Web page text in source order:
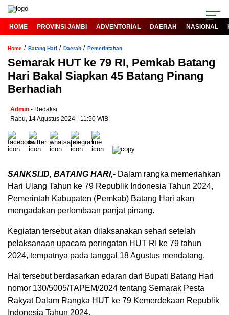
HOME PROVINSI JAMBI ADVENTORIAL DAERAH NASIONAL
Home / Batang Hari / Daerah / Pemerintahan
Semarak HUT ke 79 RI, Pemkab Batang
Hari Bakal Siapkan 45 Batang Pinang
Berhadiah
Admin - Redaksi
Rabu, 14 Agustus 2024 - 11:50 WIB
SANKSI.ID, BATANG HARI,- Dalam rangka memeriahkan
Hari Ulang Tahun ke 79 Republik Indonesia Tahun 2024,
Pemerintah Kabupaten (Pemkab) Batang Hari akan
mengadakan perlombaan panjat pinang.
Kegiatan tersebut akan dilaksanakan sehari setelah
pelaksanaan upacara peringatan HUT RI ke 79 tahun
2024, tempatnya pada tanggal 18 Agustus mendatang.
Hal tersebut berdasarkan edaran dari Bupati Batang Hari
nomor 130/5005/TAPEM/2024 tentang Semarak Pesta
Rakyat Dalam Rangka HUT ke 79 Kemerdekaan Republik
Indonesia Tahun 2024.